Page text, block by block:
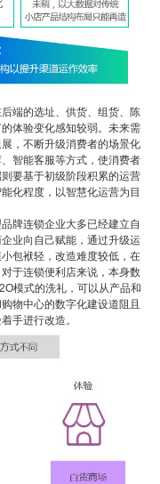
端的选址、供货、组货、陈
体验变化感知较弱。未来需
，不断升级消费者的场景化
智能客服等方式，使消费者
要基于初级阶段积累的运营
化程度，以智慧化运营为目
牌连锁企业大多已经建立自
业向自己赋能，通过升级运
包袱轻，改造难度较低，在
于连锁便利店来说，本身数
模式的洗礼，可以从产品和
物中心的数字化建设道阻且
手进行改造。